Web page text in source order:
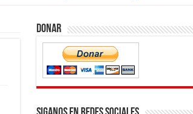
Donar